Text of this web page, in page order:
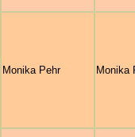
Monika Pehr Monika